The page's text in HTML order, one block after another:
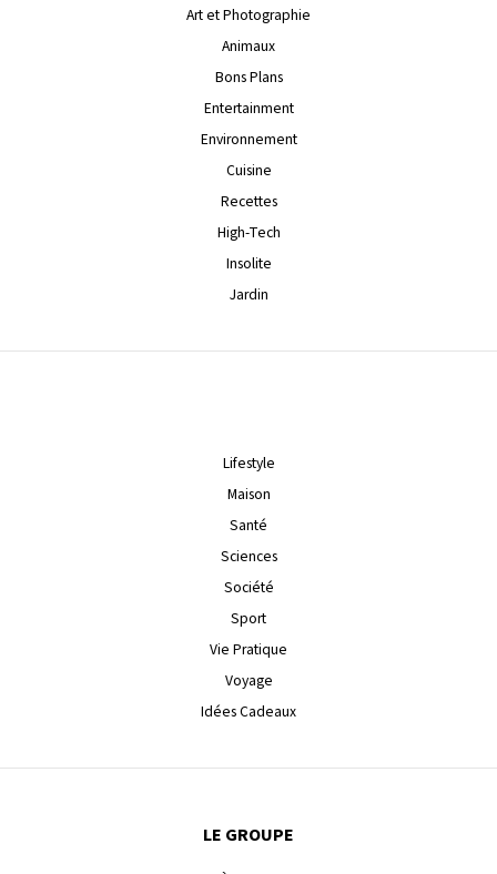
Art et Photographie
Animaux
Bons Plans
Entertainment
Environnement
Cuisine
Recettes
High-Tech
Insolite
Jardin
Lifestyle
Maison
Santé
Sciences
Société
Sport
Vie Pratique
Voyage
Idées Cadeaux
LE GROUPE